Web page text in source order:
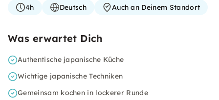
4h Deutsch Auch an Deinem Standort
Was erwartet Dich
Authentische japanische Küche
Wichtige japanische Techniken
Gemeinsam kochen in lockerer Runde